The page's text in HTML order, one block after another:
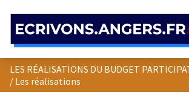
/ Les réalisations